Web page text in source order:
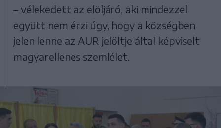
– vélekedett az elöljáró, aki mindezzel
együtt nem érzi úgy, hogy a községben
jelen lenne az AUR jelöltje által képviselt
magyarellenes szemlélet.